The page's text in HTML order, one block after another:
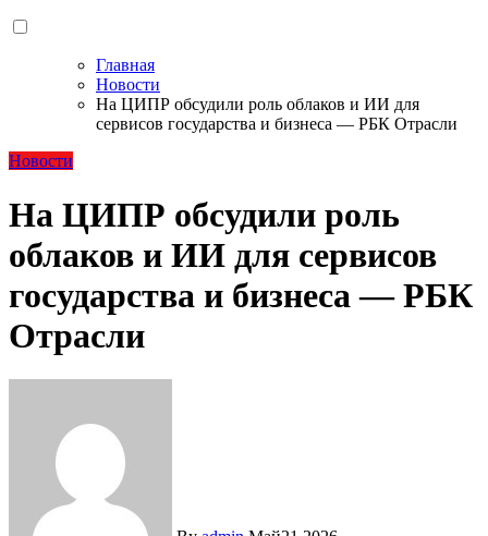
Главная
Новости
На ЦИПР обсудили роль облаков и ИИ для
сервисов государства и бизнеса — РБК Отрасли
Новости
На ЦИПР обсудили роль
облаков и ИИ для сервисов
государства и бизнеса — РБК
Отрасли